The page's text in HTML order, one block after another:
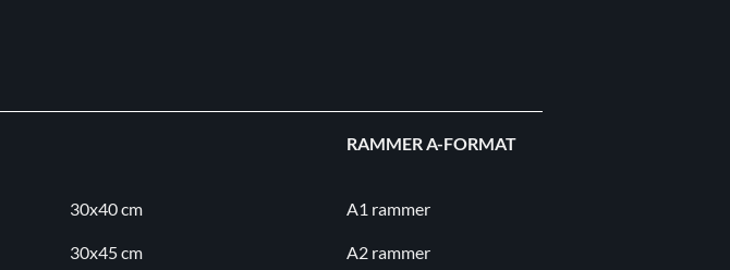
30x40 cm
30x45 cm
RAMMER A-FORMAT
A1 rammer
A2 rammer